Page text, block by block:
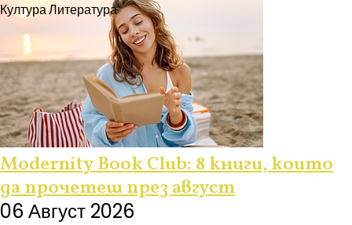
КултураЛитература
Modernity Book Club: 8 книги, които
да прочетеш през август
06 Август 2026